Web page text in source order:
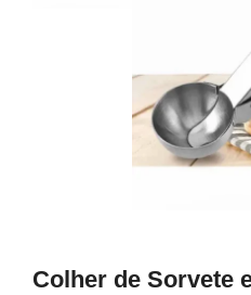
Colher de Sorvete